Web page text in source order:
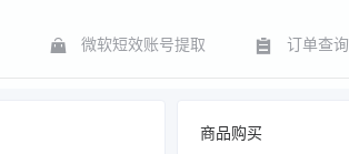
微软短效账号提取 订单查询
商品购买